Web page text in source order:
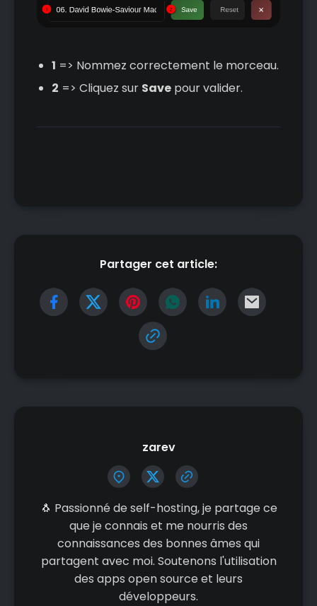
1 => Nommez correctement le morceau.
2 => Cliquez sur Savepour valider.
Partager cet article:
zarev
🐧 Passionné de self-hosting, je partage ce
que je connais et me nourris des
connaissances des bonnes âmes qui
partagent avec moi. Soutenons l'utilisation
des apps open source et leurs
développeurs.